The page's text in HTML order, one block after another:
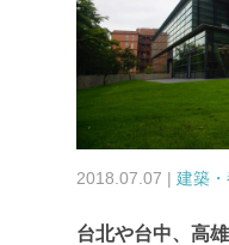
2018.07.07 | 建築
台北や台中、高